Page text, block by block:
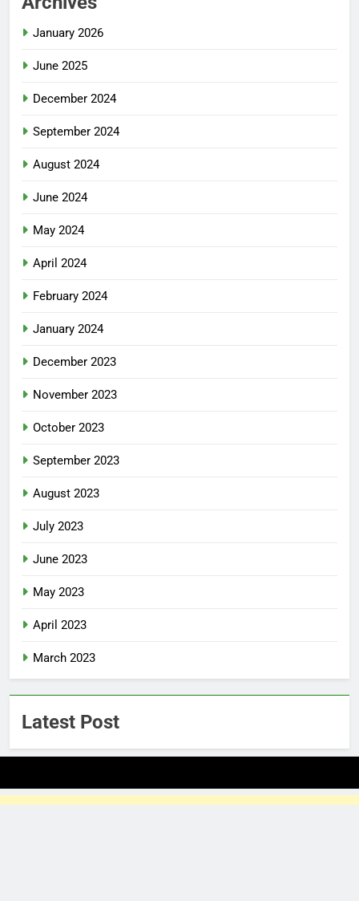
January 2026
June 2025
December 2024
September 2024
August 2024
June 2024
May 2024
April 2024
February 2024
January 2024
December 2023
November 2023
October 2023
September 2023
August 2023
July 2023
June 2023
May 2023
April 2023
March 2023
Latest Post